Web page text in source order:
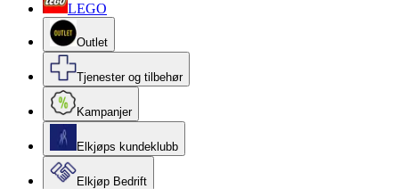
LEGO
Outlet
Tjenester og tilbehør
Kampanjer
Elkjøps kundeklubb
Elkjøp Bedrift